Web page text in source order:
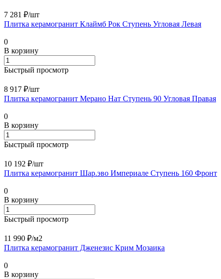
7 281 ₽/шт
Плитка керамогранит Клаймб Рок Ступень Угловая Левая
0
В корзину
Быстрый просмотр
8 917 ₽/шт
Плитка керамогранит Мерано Нат Ступень 90 Угловая Правая
0
В корзину
Быстрый просмотр
10 192 ₽/шт
Плитка керамогранит Шар.эво Империале Ступень 160 Фронт
0
В корзину
Быстрый просмотр
11 990 ₽/м2
Плитка керамогранит Дженезис Крим Мозаика
0
В корзину